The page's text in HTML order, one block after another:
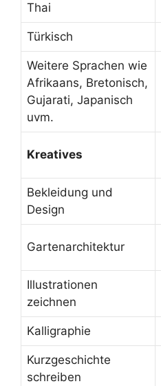
Thai
Türkisch
Weitere Sprachen wie
Afrikaans, Bretonisch,
Gujarati, Japanisch
uvm.
Kreatives
Bekleidung und
Design
Gartenarchitektur
Illustrationen
zeichnen
Kalligraphie
Kurzgeschichte
schreiben